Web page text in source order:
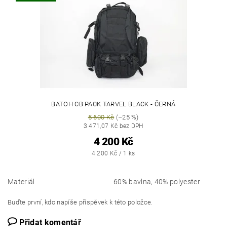
BATOH CB PACK TARVEL BLACK - ČERNÁ
5 600 Kč(–25 %)
3 471,07 Kč bez DPH
4 200 Kč
4 200 Kč / 1 ks
Materiál 60% bavlna, 40% polyester
Buďte první, kdo napíše příspěvek k této položce.
Přidat komentář